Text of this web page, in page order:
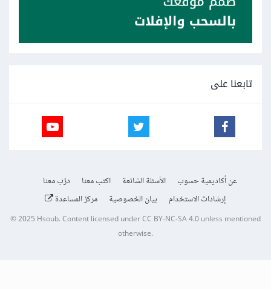
تابعنا على
عن أكاديمية حسوب الأسئلة الشائعة اكتب معنا
درّب معنا
إرشادات الاستخدام
بيان الخصوصية مركز المساعدة
© 2025Hsoub.Content licensed underCC BY-NC-SA 4.0unless mentioned
otherwise.